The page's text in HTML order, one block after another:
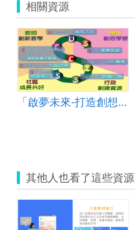
小
儀
芳
老
師-
國
小
組-
分
享.pdf
相關資源
「啟夢未來-打造創想e樂園」成果彙編
其他人也看了這些資源